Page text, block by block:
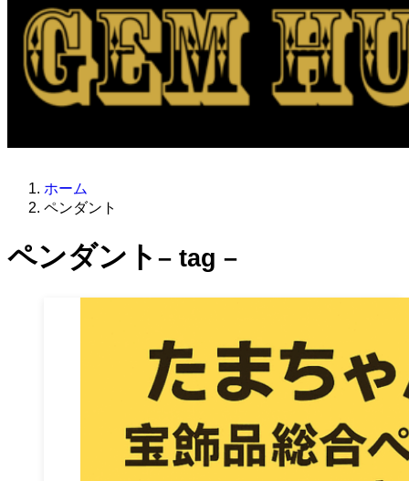
ホーム
ペンダント
ペンダント – tag –